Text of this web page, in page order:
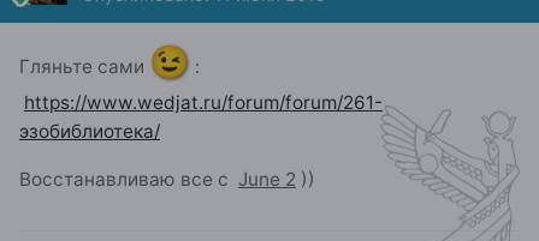
Гляньте сами 😉 :
https://www.wedjat.ru/forum/forum/261-
эзобиблиотека/
Восстанавливаю все с June 2 ))